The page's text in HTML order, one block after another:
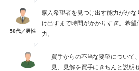
50代／男性
購入希望者を見つけ出す能力がかな
け出すまで時間がかかりすぎ。希
力。
買手からの不当な要望について
見、見解を買手にきちんと説明